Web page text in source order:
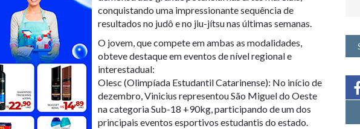
conquistando uma impressionante sequência de
resultados no judô e no jiu-jítsu nas últimas semanas.
O jovem, que compete em ambas as modalidades,
obteve destaque em eventos de nível regional e
interestadual:
Olesc (Olimpíada Estudantil Catarinense): No início de
dezembro, Vinicius representou São Miguel do Oeste
na categoria Sub-18 +90kg, participando de um dos
principais eventos esportivos estudantis do estado.